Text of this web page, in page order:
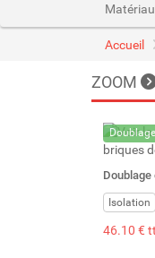
Accueil
ZOOM
Isolation
46.10 €